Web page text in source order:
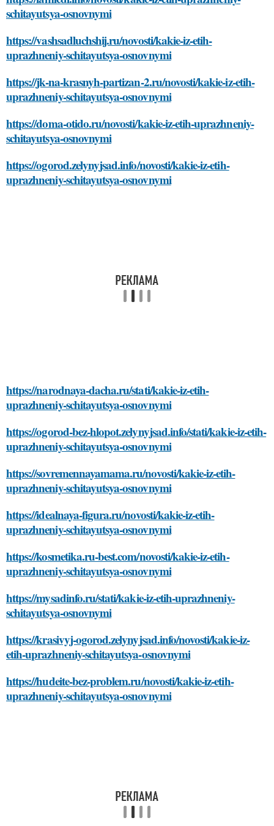
schitayutsya-osnovnymi
https://vashsadluchshij.ru/novosti/kakie-iz-etih-
uprazhneniy-schitayutsya-osnovnymi
https://jk-na-krasnyh-partizan-2.ru/novosti/kakie-iz-etih-
uprazhneniy-schitayutsya-osnovnymi
https://doma-otido.ru/novosti/kakie-iz-etih-uprazhneniy-
schitayutsya-osnovnymi
https://ogorod.zelynyjsad.info/novosti/kakie-iz-etih-
uprazhneniy-schitayutsya-osnovnymi
https://narodnaya-dacha.ru/stati/kakie-iz-etih-
uprazhneniy-schitayutsya-osnovnymi
https://ogorod-bez-hlopot.zelynyjsad.info/stati/kakie-iz-etih-
uprazhneniy-schitayutsya-osnovnymi
https://sovremennayamama.ru/novosti/kakie-iz-etih-
uprazhneniy-schitayutsya-osnovnymi
https://idealnaya-figura.ru/novosti/kakie-iz-etih-
uprazhneniy-schitayutsya-osnovnymi
https://kosmetika.ru-best.com/novosti/kakie-iz-etih-
uprazhneniy-schitayutsya-osnovnymi
https://mysadinfo.ru/stati/kakie-iz-etih-uprazhneniy-
schitayutsya-osnovnymi
https://krasivyj-ogorod.zelynyjsad.info/novosti/kakie-iz-
etih-uprazhneniy-schitayutsya-osnovnymi
https://hudeite-bez-problem.ru/novosti/kakie-iz-etih-
uprazhneniy-schitayutsya-osnovnymi